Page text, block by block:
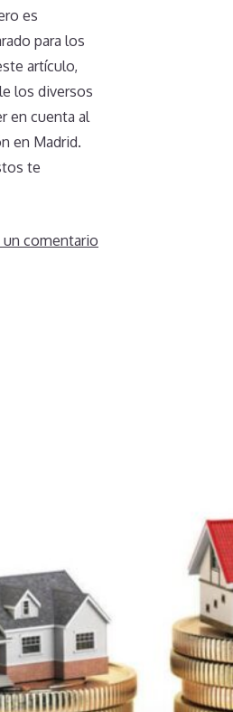
es
para los
artículo,
los diversos
en cuenta al
en Madrid.
te
un comentario